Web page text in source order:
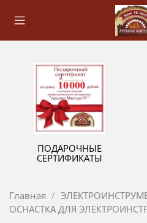
ПОДАРОЧНЫЕ
СЕРТИФИКАТЫ
Главная
ОСНАСТКА ДЛЯ